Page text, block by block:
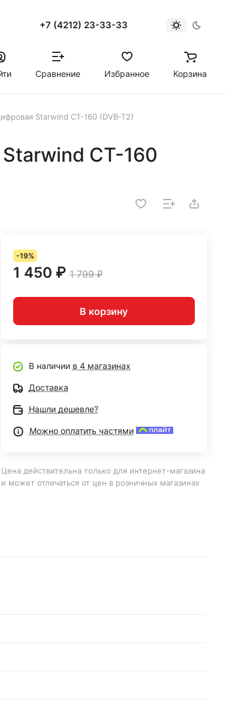
+7 (4212) 23-33-33
Сравнение Избранное Корзина
Starwind CT-160 (DVB-T2)
CT-160
-19%
1 450 ₽ 1 799 ₽
В корзину
В наличии в 4 магазинах
Доставка
Нашли дешевле?
Можно оплатить частями
Цена действительна только для интернет-магазина
и может отличаться от цен в розничных магазинах